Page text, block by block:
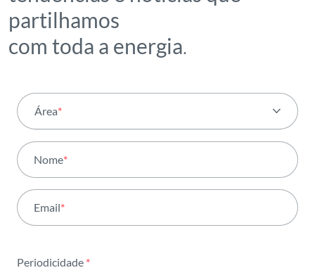
partilhamos
com toda a energia.
Área*
Atividade
Institucional
Inovação
Nome*
Email*
Periodicidade *